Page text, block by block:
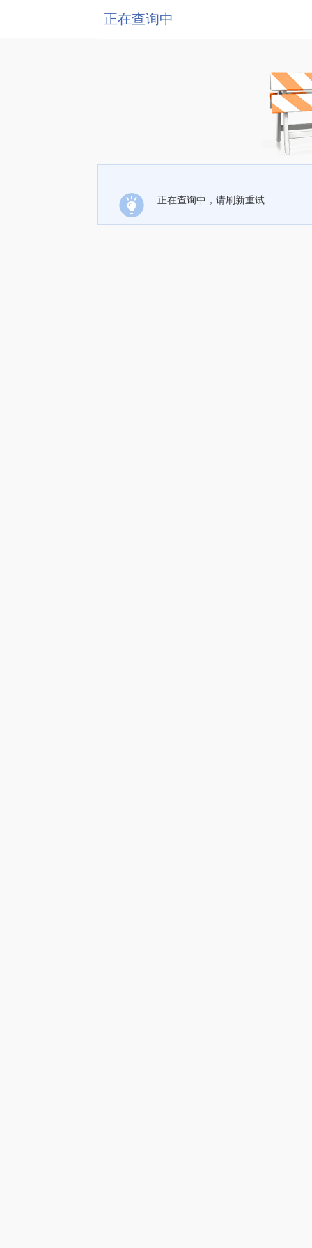
正在查询中
正在查询中，请刷新重试